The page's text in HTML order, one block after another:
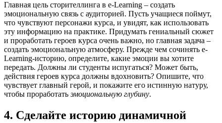
Главная цель сторителлинга в e-Learning – создать
эмоциональную связь с аудиторией. Пусть учащиеся поймут,
что чувствуют персонажи курса, и увидят, как использовать
эту информацию на практике. Придумать гениальный сюжет
и проработать героев курса очень важно, но главная задача –
создать эмоциональную атмосферу. Прежде чем сочинять e-
Learning-историю, определите, какие эмоции вы хотите
передать. Должны ли студенты испугаться? Может быть,
действия героев курса должны вдохновить? Опишите, что
чувствует главный герой, и покажите его истинную натуру,
чтобы проработать эмоциональную глубину.
4. Сделайте историю динамичной